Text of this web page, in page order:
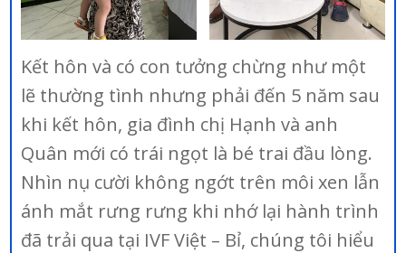
Kết hôn và có con tưởng chừng như một
lẽ thường tình nhưng phải đến 5 năm sau
khi kết hôn, gia đình chị Hạnh và anh
Quân mới có trái ngọt là bé trai đầu lòng.
Nhìn nụ cười không ngớt trên môi xen lẫn
ánh mắt rưng rưng khi nhớ lại hành trình
đã trải qua tại IVF Việt – Bỉ, chúng tôi hiểu